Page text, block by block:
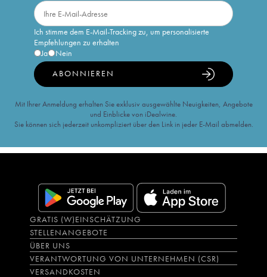
Ich stimme dem E-Mail-Tracking zu, um personalisierte
Empfehlungen zu erhalten
Ja
Nein
ABONNIEREN
Mit Ihrer Anmeldung erhalten Sie exklusiv ausgewählte Neuigkeiten, Angebote
und Einblicke von iDealwine.
Sie können sich jederzeit unkompliziert über den Link in jeder E-Mail abmelden.
GRATIS (W)EINSCHÄTZUNG
STELLENANGEBOTE
ÜBER UNS
VERANTWORTUNG VON UNTERNEHMEN (CSR)
VERSANDKOSTEN